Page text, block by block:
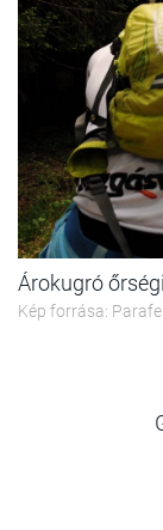
Árokugró
Kép forrása: